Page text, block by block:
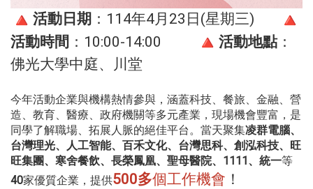
活動日期 ：114年4月23日(星期三)
活動時間 ：10:00-14:00 活動地點：
佛光大學中庭、川堂
今年活動企業與機構熱情參與，涵蓋科技、餐旅、金融、營
造、教育、醫療、政府機關等多元產業，現場機會豐富，是
同學了解職場、拓展人脈的絕佳平台。當天聚集凌群電腦、
台灣理光、人工智能、百禾文化、台灣思科、創泓科技、旺
旺集團、寒舍餐飲、長榮鳳凰、聖母醫院、1111、統一等
40家優質企業，提供500多個工作機會 ！